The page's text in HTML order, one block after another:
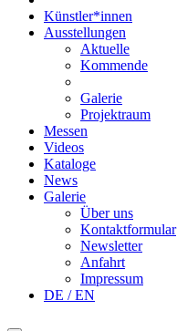
Künstler*innen
Ausstellungen
Aktuelle
Kommende
Galerie
Projektraum
Messen
Videos
Kataloge
News
Galerie
Über uns
Kontaktformular
Newsletter
Anfahrt
Impressum
DE / EN